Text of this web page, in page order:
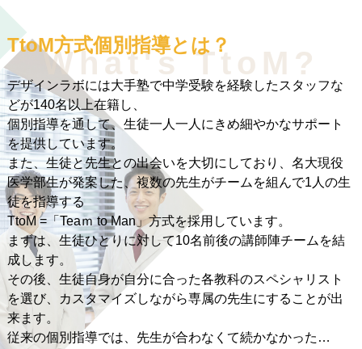
What's TtoM?
TtoM方式個別指導とは？
デザインラボには大手塾で中学受験を経験したスタッフな
どが140名以上在籍し、
個別指導を通して、生徒一人一人にきめ細やかなサポート
を提供しています。
また、生徒と先生との出会いを大切にしており、名大現役
医学部生が発案した、複数の先生がチームを組んで1人の生
徒を指導する
TtoM =「Teaｍ to Man」方式を採用しています。
まずは、生徒ひとりに対して10名前後の講師陣チームを結
成します。
その後、生徒自身が自分に合った各教科のスペシャリスト
を選び、カスタマイズしながら専属の先生にすることが出
来ます。
従来の個別指導では、先生が合わなくて続かなかった…